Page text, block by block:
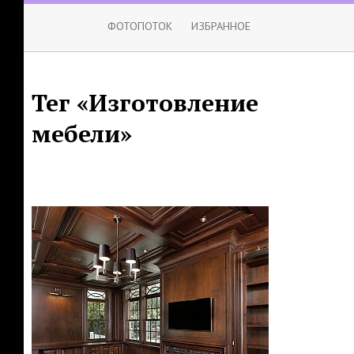
ФОТОПОТОК ИЗБРАННОЕ
Тег «Изготовление
мебели»